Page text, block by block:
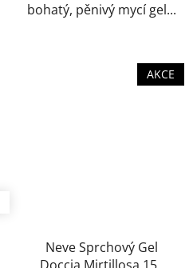
bohatý, pěnivý mycí gel...
AKCE
Neve Sprchový Gel